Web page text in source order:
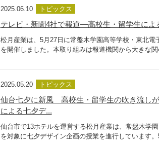
2025.06.10 トピックス
テレビ・新聞4社で報道―高校生・留学生によ
松月産業は、5月27日に常盤木学園高等学校・東北
を開催しました。本取り組みは報道機関から大きな
2025.05.20 トピックス
仙台七夕に新風 高校生・留学生の吹き流し
による七夕デ...
仙台市で13ホテルを運営する松月産業は、常盤木学
を対象に七夕デザイン企画の授業を進行しています